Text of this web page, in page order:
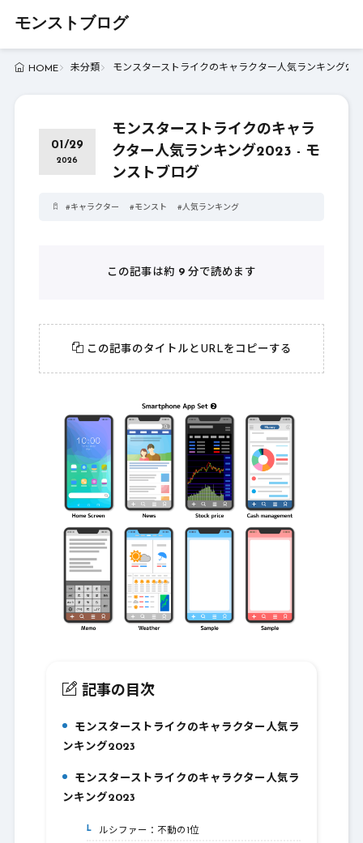
モンストブログ
HOME 未分類 モンスターストライクのキャラクター人気ランキング
01/29
2026
モンスターストライクのキャラ
クター人気ランキング2023 - モ
ンストブログ
#キャラクター #モンスト #人気ランキング
この記事は約 9 分で読めます
この記事のタイトルとURLをコピーする
記事の目次
モンスターストライクのキャラクター人気ラ
ンキング2023
モンスターストライクのキャラクター人気ラ
ンキング2023
2-1.ルシファー：不動の1位